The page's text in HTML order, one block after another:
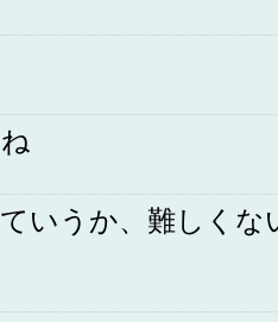
いうか、難しくな